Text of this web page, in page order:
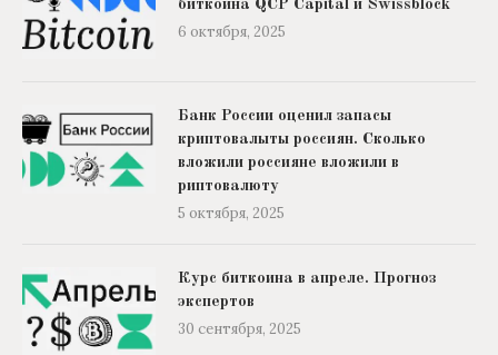
биткоина QCP Capital и Swissblock
6 октября, 2025
Банк России оценил запасы
криптовалыты россиян. Сколько
вложили россияне вложили в
риптовалюту
5 октября, 2025
Курс биткоина в апреле. Прогноз
экспертов
30 сентября, 2025